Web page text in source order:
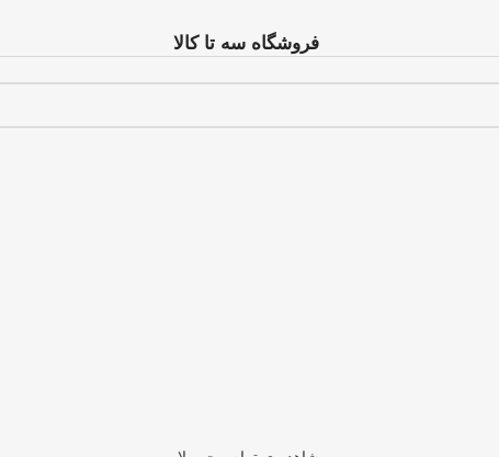
فروشگاه سه تا کالا